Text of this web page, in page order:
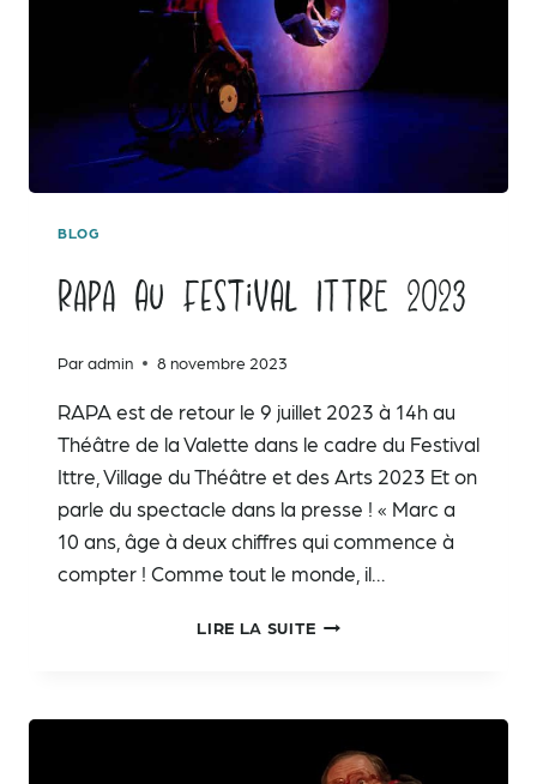
BLOG
RAPA au Festival ITTRE 2023
Paradmin 8 novembre 2023
RAPA est de retour le 9 juillet 2023 à 14h au
Théâtre de la Valette dans le cadre du Festival
Ittre, Village du Théâtre et des Arts 2023 Et on
parle du spectacle dans la presse ! « Marc a
10 ans, âge à deux chiffres qui commence à
compter ! Comme tout le monde, il…
LIRE LA SUITERAPA
2023